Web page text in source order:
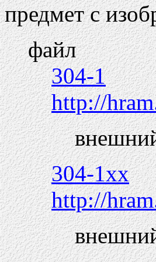
предмет с
файл
304-1
http://
304-1xx
http://